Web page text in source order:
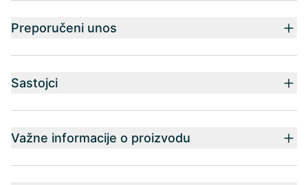
Preporučeni unos
Sastojci
Važne informacije o proizvodu